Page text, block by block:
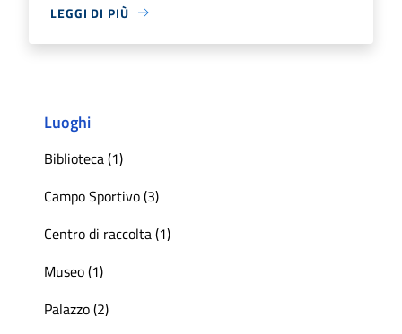
LEGGI DI PIÙ
Luoghi
Biblioteca (1)
Campo Sportivo (3)
Centro di raccolta (1)
Museo (1)
Palazzo (2)